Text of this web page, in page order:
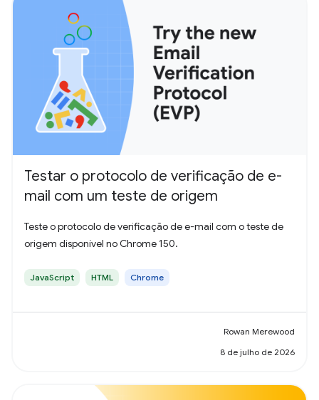
Testar o protocolo de verificação de e-
mail com um teste de origem
Teste o protocolo de verificação de e-mail com o teste de
origem disponível no Chrome 150.
JavaScript HTML Chrome
Rowan Merewood
8 de julho de 2026